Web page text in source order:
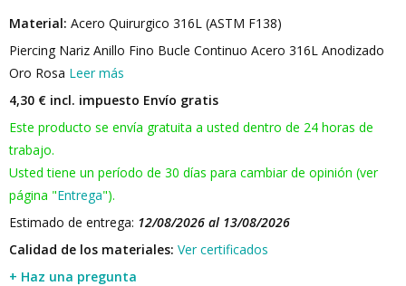
Material: Acero Quirurgico 316L (ASTM F138)
Piercing Nariz Anillo Fino Bucle Continuo Acero 316L Anodizado
Oro Rosa Leer más
4,30 € incl. impuesto Envío gratis
Este producto se envía gratuita a usted dentro de 24 horas de
trabajo.
Usted tiene un período de 30 días para cambiar de opinión (ver
página "Entrega").
Estimado de entrega: 12/08/2026 al 13/08/2026
Calidad de los materiales: Ver certificados
+ Haz una pregunta